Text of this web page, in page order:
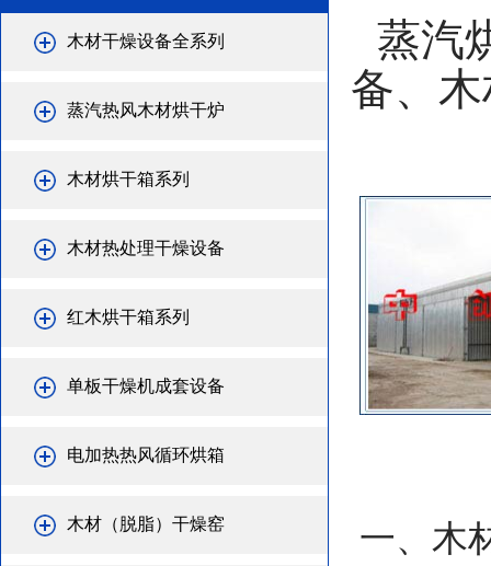
木材干燥设备全系列
蒸汽热风木材烘干炉
木材烘干箱系列
木材热处理干燥设备
红木烘干箱系列
单板干燥机成套设备
电加热热风循环烘箱
木材（脱脂）干燥窑
蒸汽
备、
一、木